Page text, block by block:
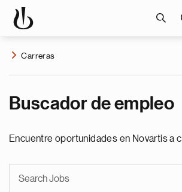
Carreras
Buscador de empleo
Encuentre oportunidades en Novartis a